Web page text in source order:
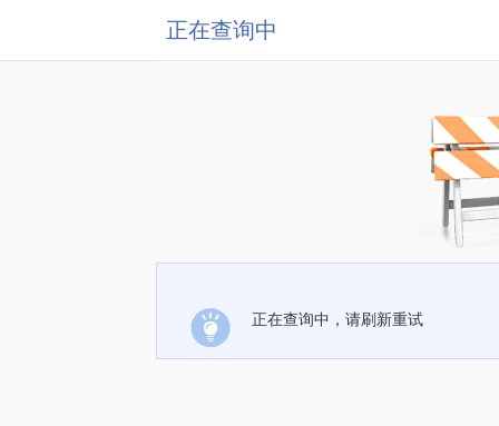
正在查询中
正在查询中，请刷新重试